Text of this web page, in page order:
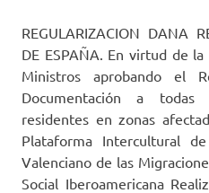
REGULARIZACION DANA
DE ESPAÑA. En virtud de
Ministros aprobando el
Documentación a todas
residentes en zonas
Plataforma Intercultural
Valenciano de las
Social Iberoamericana